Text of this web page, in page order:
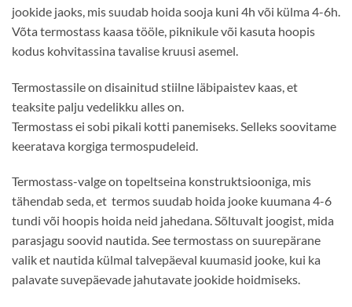
jookide jaoks, mis suudab hoida sooja kuni 4h või külma 4-6h.
Võta termostass kaasa tööle, piknikule või kasuta hoopis
kodus kohvitassina tavalise kruusi asemel.
Termostassile on disainitud stiilne läbipaistev kaas, et
teaksite palju vedelikku alles on.
Termostass ei sobi pikali kotti panemiseks. Selleks soovitame
keeratava korgiga termospudeleid.
Termostass-valge on topeltseina konstruktsiooniga, mis
tähendab seda, et termos suudab hoida jooke kuumana 4-6
tundi või hoopis hoida neid jahedana. Sõltuvalt joogist, mida
parasjagu soovid nautida. See termostass on suurepärane
valik et nautida külmal talvepäeval kuumasid jooke, kui ka
palavate suvepäevade jahutavate jookide hoidmiseks.